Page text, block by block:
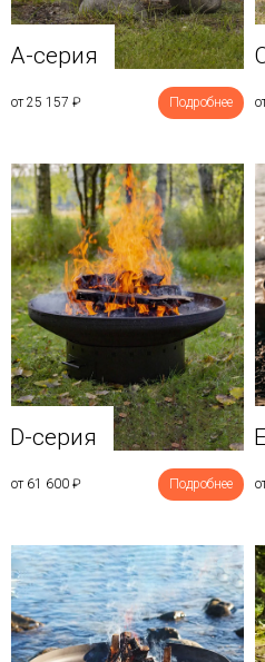
A-серия
от 25 157 ₽ Подробнее
D-серия
от 61 600 ₽ Подробнее